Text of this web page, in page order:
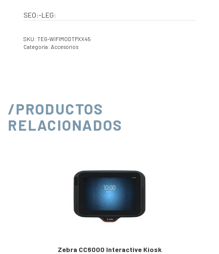
SEO:-LEG:
SKU: TEG-WIFIMODTPXX45
Categoría: Accesorios
/PRODUCTOS
RELACIONADOS
Zebra CC6000 Interactive Kiosk